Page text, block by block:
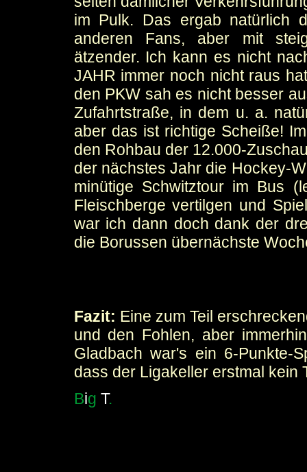
im Pulk. Das ergab natürlich
anderen Fans, aber mit
ätzender. Ich kann es nicht
JAHR immer noch nicht raus
den PKW sah es nicht besser
Zufahrtstraße, in dem u. a.
aber das ist richtige Scheiße!
den Rohbau der 12.000-
der nächstes Jahr die Hockey-
minütige Schwitztour im Bus
Fleischberge vertilgen und
war ich dann doch dank der
die Borussen übernächste
Fazit: Eine zum Teil
und den Fohlen, aber
Gladbach war's ein 6-Punkte-
dass der Ligakeller erstmal kein
Big T.